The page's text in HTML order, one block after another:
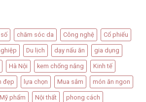
chăm sóc da Công nghệ Cổ phiếu
Du lịch dạy nấu ăn gia dụng
Hà Nội kem chống nắng Kinh tế
đẹp lựa chọn Mua sắm món ăn ngon
Mỹ phẩm Nội thất phong cách